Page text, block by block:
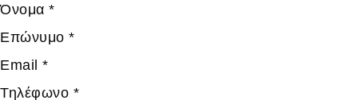
Όνομα *
Επώνυμο *
Email *
Τηλέφωνο *